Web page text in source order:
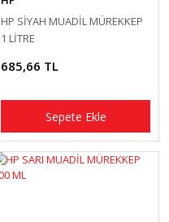
HP SİYAH MUADİL MÜREKKEP
1 LİTRE
685,66 TL
Sepete Ekle